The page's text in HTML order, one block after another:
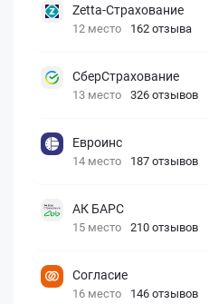
Zetta-Страхование
12 место 162 отзыва
СберСтрахование
13 место 326 отзывов
Евроинс
14 место 187 отзывов
АК БАРС
15 место 210 отзывов
Согласие
16 место 146 отзывов